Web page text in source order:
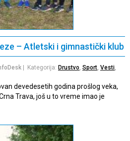
– Atletski i gimnastički klub
| Kategorija: Drustvo Sport Vesti
devedesetih godina prošlog veka,
Trava, još u to vreme imao je